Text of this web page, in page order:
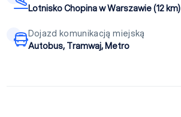
Lotnisko Chopina w Warszawie (12 km)
Dojazd komunikacją miejską
Autobus, Tramwaj, Metro